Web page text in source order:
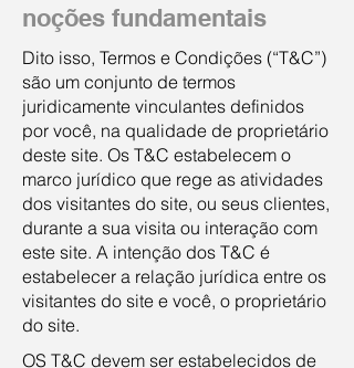
noções fundamentais
Dito isso, Termos e Condições (“T&C”)
são um conjunto de termos
juridicamente vinculantes definidos
por você, na qualidade de proprietário
deste site. Os T&C estabelecem o
marco jurídico que rege as atividades
dos visitantes do site, ou seus clientes,
durante a sua visita ou interação com
este site. A intenção dos T&C é
estabelecer a relação jurídica entre os
visitantes do site e você, o proprietário
do site.
OS T&C devem ser estabelecidos de